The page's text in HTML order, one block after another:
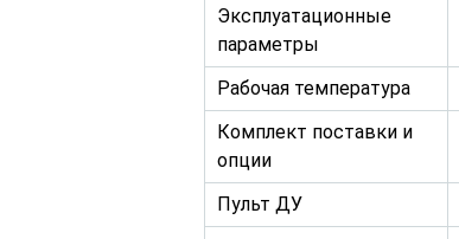
Эксплуатационные
параметры
Рабочая температура
Комплект поставки и
опции
Пульт ДУ